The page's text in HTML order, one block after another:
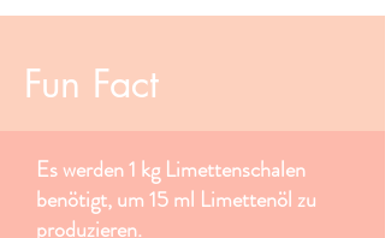
Fun Fact
Es werden 1 kg Limettenschalen
benötigt, um 15 ml Limettenöl zu
produzieren.